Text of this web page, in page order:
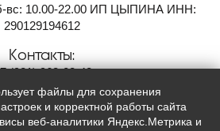
вс: 10.00-22.00 ИП ЦЫПИНА ИНН:
290129194612
Контакты:
(921)963-03-48
сетях:
файлы для сохранения
и корректной работы сайта
веб-аналитики Яндекс.Метрика и